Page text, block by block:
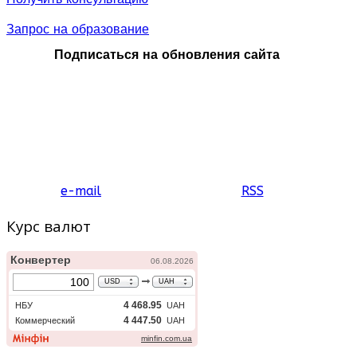
Аквапарк(дополнительная стоимость).
Запрос на образование
Подписаться на обновления сайта
e-mail RSS
Курс валют